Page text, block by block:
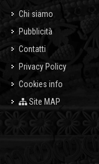
Chi siamo
Pubblicità
Contatti
Privacy Policy
Cookies info
Site MAP